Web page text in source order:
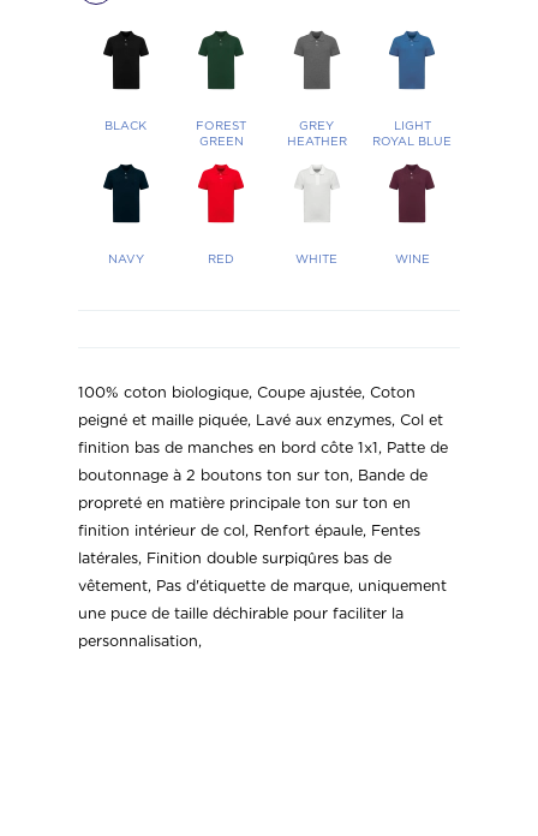
BLACK
FOREST
GREEN
GREY
HEATHER
LIGHT
ROYAL BLUE
NAVY RED WHITE WINE
100% coton biologique, Coupe ajustée, Coton
peigné et maille piquée, Lavé aux enzymes, Col et
finition bas de manches en bord côte 1x1, Patte de
boutonnage à 2 boutons ton sur ton, Bande de
propreté en matière principale ton sur ton en
finition intérieur de col, Renfort épaule, Fentes
latérales, Finition double surpiqûres bas de
vêtement, Pas d'étiquette de marque, uniquement
une puce de taille déchirable pour faciliter la
personnalisation,